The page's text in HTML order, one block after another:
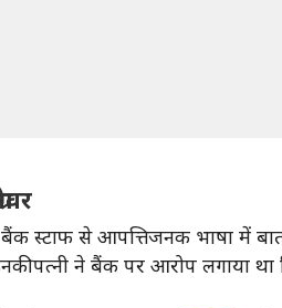
बैंक स्टाफ से आपत्तिजनक भाषा में
पत्नी ने बैंक पर आरोप लगाया था